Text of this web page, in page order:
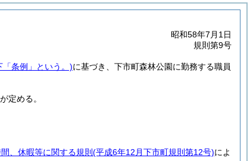
昭和58年7月1日
規則第9号
条例」という。)に基づき、下市町森林公園に勤務する職員
定める。
、休暇等に関する規則 (平成6年12月下市町規則第12号)によ